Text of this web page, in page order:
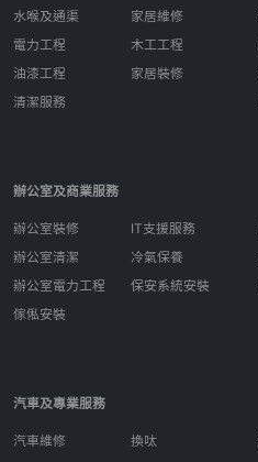
水喉及通渠
電力工程
油漆工程
清潔服務
家居維修
木工工程
家居裝修
辦公室及商業服務
辦公室裝修
辦公室清潔
辦公室電力工程
傢俬安裝
IT支援服務
冷氣保養
保安系統安裝
汽車及專業服務
汽車維修
換呔